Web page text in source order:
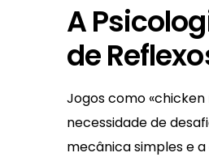
A
de
Jogos como
necessidade de
mecânica simples e